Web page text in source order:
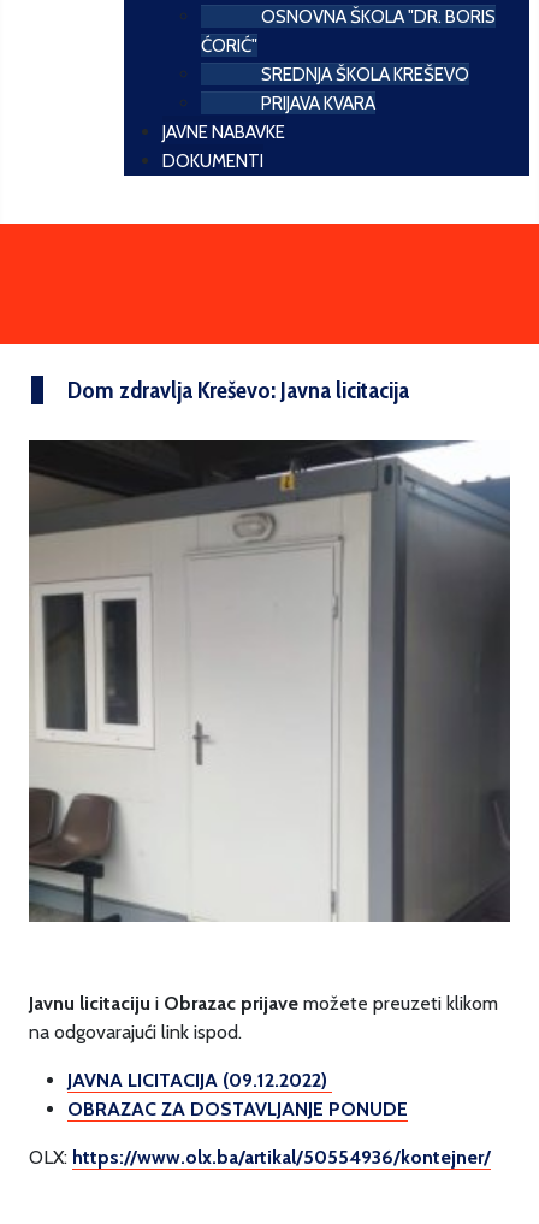
OSNOVNA ŠKOLA "DR. BORIS
ĆORIĆ"
SREDNJA ŠKOLA KREŠEVO
PRIJAVA KVARA
JAVNE NABAVKE
DOKUMENTI
Dom zdravlja Kreševo: Javna licitacija
Javnu licitaciju i Obrazac prijave možete preuzeti klikom
na odgovarajući link ispod.
JAVNA LICITACIJA (09.12.2022)
OBRAZAC ZA DOSTAVLJANJE PONUDE
OLX: https://www.olx.ba/artikal/50554936/kontejner/